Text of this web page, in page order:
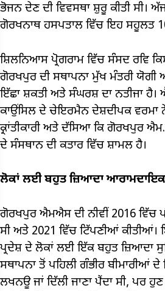
ਭੋਜਨ ਦੇਣ ਦੀ ਵਿਵਸਥਾ ਸ਼ੁਰੂ ਕੀਤੀ ਸੀ।
ਗੋਰਖਨਾਥ ਹਸਪਤਾਲ ਵਿੱਚ ਇਹ ਸਹੂਲਤ
ਸ਼ਿਲਨਿਆਸ ਪ੍ਰੋਗਰਾਮ ਵਿੱਚ ਸੰਸਦ ਰਵਿ
ਗੋਰਖਪੁਰ ਦੀ ਸਥਾਪਨਾ ਮੁੱਖ ਮੰਤਰੀ ਯੋਗੀ
ਇੱਛਾ ਸ਼ਕਤੀ ਅਤੇ ਸੰਘਰਸ਼ ਦਾ ਨਤੀਜਾ
ਕਾਉਂਸਿਲ ਦੇ ਚੇਇਰਮੈਨ ਦੇਸ਼ਦੀਪਕ
ਕ੍ਰਾਂਤੀਕਾਰੀ ਅਤੇ ਦੱਸਿਆ ਕਿ ਗੋਰਖਪੁਰ
ਦੇ ਸੰਸਥਾਨ ਦੀ ਕਤਾਰ ਵਿੱਚ ਸ਼ਾਮਲ ਹੈ।
ਲੋਕਾਂ ਲਈ ਬਹੁਤ ਜ਼ਿਆਦਾ ਆਰਾਮਦਾਇਕ
ਗੋਰਖਪੁਰ ਐਮਐਸ ਦੀ ਨੀਵੀਂ 2016 ਵਿੱਚ
ਸੀ ਅਤੇ 2021 ਵਿੱਚ ਟਿੱਪਣੀਆਂ ਕੀਤੀਆਂ।
ਪ੍ਰਦੇਸ਼ ਦੇ ਲੋਕਾਂ ਲਈ ਇੱਕ ਬਹੁਤ ਜ਼ਿਆਦਾ
ਸਥਾਪਨਾ ਤੋਂ ਪਹਿਲੀ ਗੰਭੀਰ ਬੀਮਾਰੀਆਂ
ਲਖਨਊ ਜਾਂ ਦਿੱਲੀ ਜਾਣਾ ਪੈਂਦਾ ਸੀ, ਪਰ